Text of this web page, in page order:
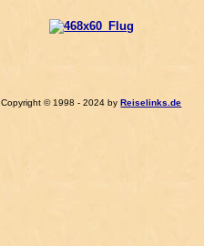
Copyright © 1998 - 2024 byReiselinks.de